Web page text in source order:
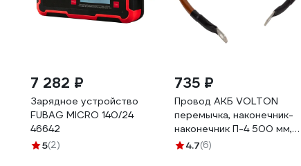
7 282 ₽
Зарядное устройство
FUBAG MICRO 140/24
46642
5(2)
735 ₽
Провод АКБ VOLTON
перемычка, наконечник-
наконечник П-4 500 мм,
S=35 мм VLTП450035
4.7(6)